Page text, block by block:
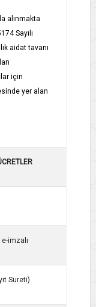
alınmakta
Sayılı
aidat tavanı
için
yer alan
imzalı
Sureti)